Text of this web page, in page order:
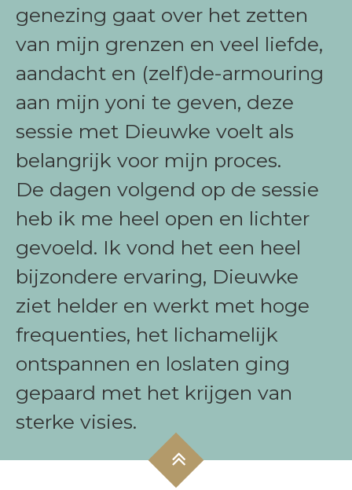
genezing gaat over het zetten
van mijn grenzen en veel liefde,
aandacht en (zelf)de-armouring
aan mijn yoni te geven, deze
sessie met Dieuwke voelt als
belangrijk voor mijn proces.
De dagen volgend op de sessie
heb ik me heel open en lichter
gevoeld. Ik vond het een heel
bijzondere ervaring, Dieuwke
ziet helder en werkt met hoge
frequenties, het lichamelijk
ontspannen en loslaten ging
gepaard met het krijgen van
sterke visies.